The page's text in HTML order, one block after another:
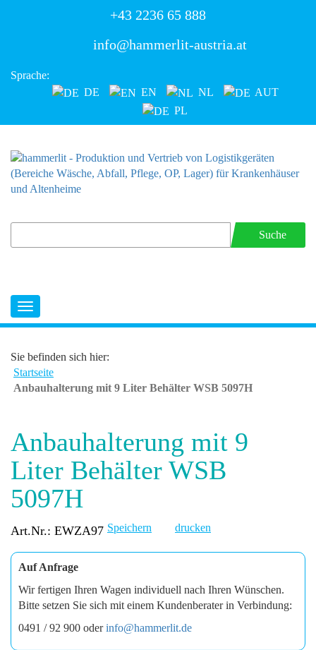
+43 2236 65 888
info@hammerlit-austria.at
Sprache:
DE
EN NL
AUT
PL
Suche
Sie befinden sich hier:
Startseite
Anbauhalterung mit 9 Liter Behälter WSB 5097H
Anbauhalterung mit 9
Liter Behälter WSB
5097H
Art.Nr.: EWZA97 Speichern drucken
Auf Anfrage
Wir fertigen Ihren Wagen individuell nach Ihren Wünschen.
Bitte setzen Sie sich mit einem Kundenberater in Verbindung:
0491 / 92 900 oderinfo@hammerlit.de